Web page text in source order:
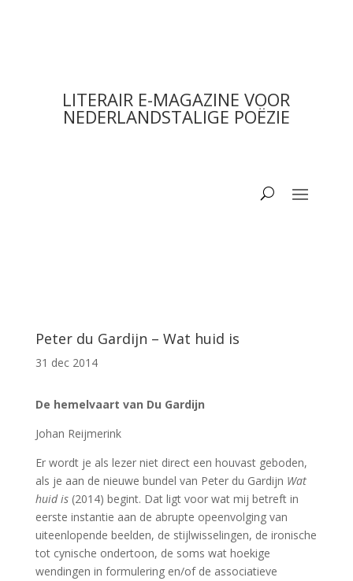
LITERAIR E-MAGAZINE VOOR
NEDERLANDSTALIGE POËZIE
Peter du Gardijn – Wat huid is
31 dec 2014
De hemelvaart van Du Gardijn
Johan Reijmerink
Er wordt je als lezer niet direct een houvast geboden,
als je aan de nieuwe bundel van Peter du Gardijn Wat
huid is(2014) begint. Dat ligt voor wat mij betreft in
eerste instantie aan de abrupte opeenvolging van
uiteenlopende beelden, de stijlwisselingen, de ironische
tot cynische ondertoon, de soms wat hoekige
wendingen in formulering en/of de associatieve